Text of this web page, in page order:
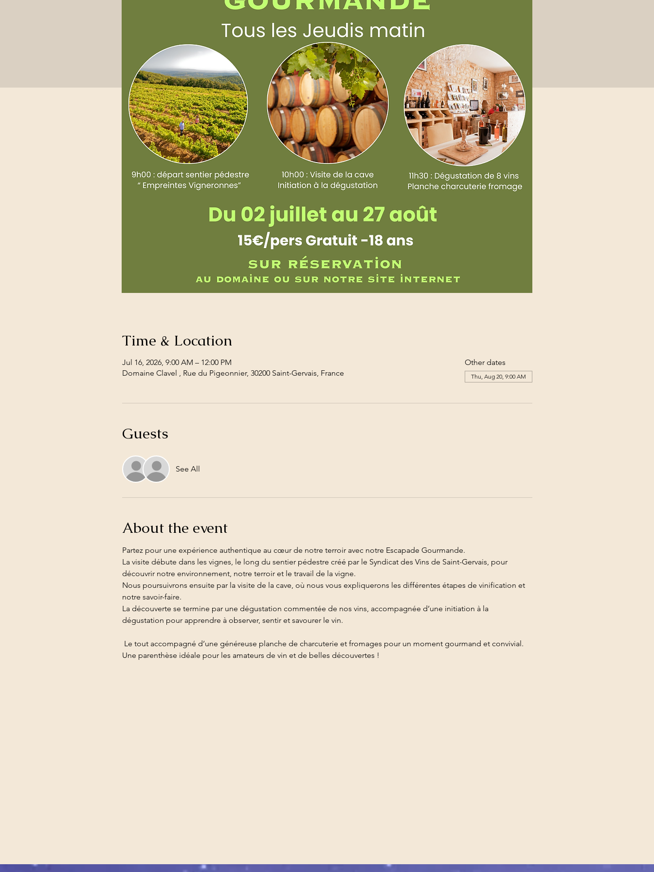
Time & Location
Jul 16, 2026, 9:00 AM – 12:00 PM
Domaine Clavel , Rue du Pigeonnier, 30200 Saint-Gervais, France
Other dates
Thu, Aug 20, 9:00 AM
Guests
See All
About the event
Partez pour une expérience authentique au cœur de notre terroir avec notre Escapade Gourmande.
La visite débute dans les vignes, le long du sentier pédestre créé par le Syndicat des Vins de Saint-Gervais, pour
découvrir notre environnement, notre terroir et le travail de la vigne.
Nous poursuivrons ensuite par la visite de la cave, où nous vous expliquerons les différentes étapes de vinification et
notre savoir-faire.
La découverte se termine par une dégustation commentée de nos vins, accompagnée d’une initiation à la
dégustation pour apprendre à observer, sentir et savourer le vin.
Le tout accompagné d’une généreuse planche de charcuterie et fromages pour un moment gourmand et convivial.
Une parenthèse idéale pour les amateurs de vin et de belles découvertes !